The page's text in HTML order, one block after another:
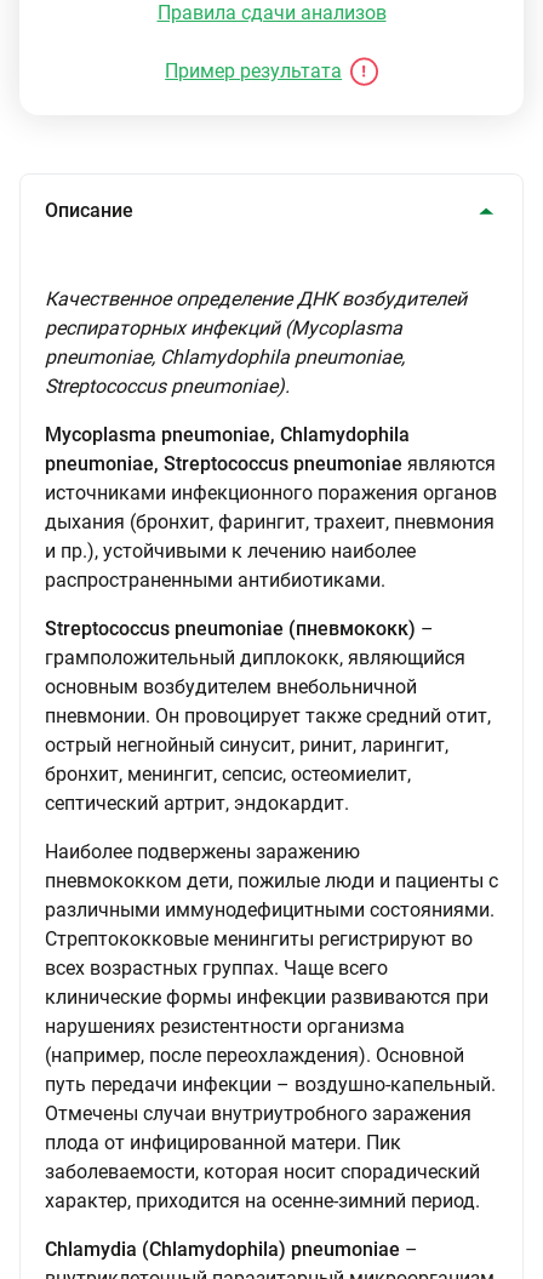
Правила сдачи анализов
Пример результата
Описание
Качественное определение ДНК возбудителей
респираторных инфекций (Mycoplasma
pneumoniae, Chlamydophila pneumoniae,
Streptococcus pneumoniae).
Mycoplasma pneumoniae, Chlamydophila
pneumoniae, Streptococcus pneumoniae являются
источниками инфекционного поражения органов
дыхания (бронхит, фарингит, трахеит, пневмония
и пр.), устойчивыми к лечению наиболее
распространенными антибиотиками.
Streptococcus pneumoniae (пневмококк) –
грамположительный диплококк, являющийся
основным возбудителем внебольничной
пневмонии. Он провоцирует также средний отит,
острый негнойный синусит, ринит, ларингит,
бронхит, менингит, сепсис, остеомиелит,
септический артрит, эндокардит.
Наиболее подвержены заражению
пневмококком дети, пожилые люди и пациенты с
различными иммунодефицитными состояниями.
Стрептококковые менингиты регистрируют во
всех возрастных группах. Чаще всего
клинические формы инфекции развиваются при
нарушениях резистентности организма
(например, после переохлаждения). Основной
путь передачи инфекции – воздушно-капельный.
Отмечены случаи внутриутробного заражения
плода от инфицированной матери. Пик
заболеваемости, которая носит спорадический
характер, приходится на осенне-зимний период.
Chlamydia (Chlamydophila) pneumoniae –